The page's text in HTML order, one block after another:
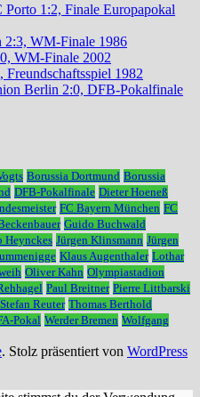
1:2, Finale Europapokal
WM-Finale 1986
WM-Finale 2002
1982
Berlin 2:0, DFB-Pokalfinale
Borussia Dortmund Borussia
DFB-Pokalfinale Dieter Hoeneß
FC Bayern München FC
Guido Buchwald
Heynckes Jürgen Klinsmann Jürgen
Klaus Augenthaler Lothar
Oliver Kahn Olympiastadion
Paul Breitner Pierre Littbarski
Stefan Reuter Thomas Berthold
Pokal Werder Bremen Wolfgang
. Stolz präsentiert von WordPress